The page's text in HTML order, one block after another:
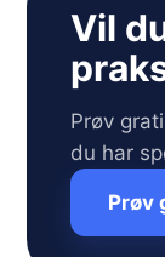
Vil
Prøv
du har
Prøv